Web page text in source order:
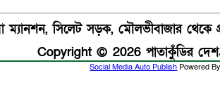
ম্যানশন, সিলেট সড়ক, মৌলভীবাজার
Copyright © 2026 পাতাকুঁডির
Social Media Auto Publish Powered